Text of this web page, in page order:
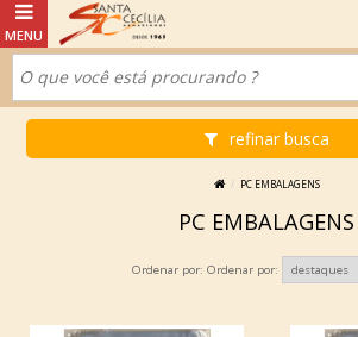
refinar busca
PC EMBALAGENS
PC EMBALAGENS
Ordenar por: